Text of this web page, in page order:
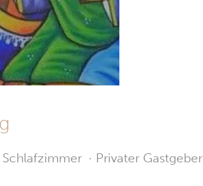
Schlafzimmer · Privater Gastgeber